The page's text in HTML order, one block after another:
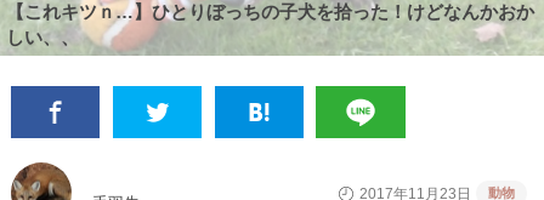
【これキツｎ…】ひとりぼっちの子犬を拾った！けどなんかおか
しい、、
2017年11月23日 動物